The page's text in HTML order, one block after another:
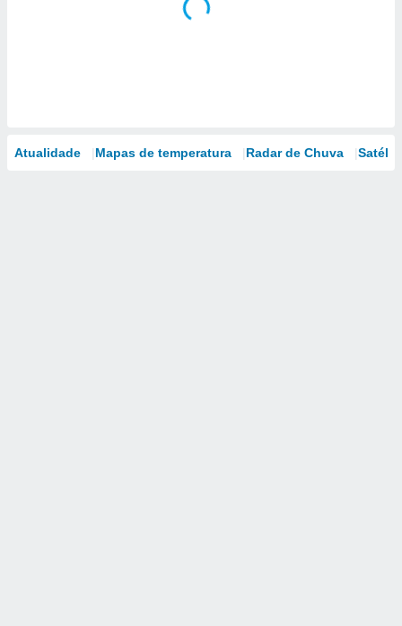
Atualidade Mapas de temperatura Radar de Chuva